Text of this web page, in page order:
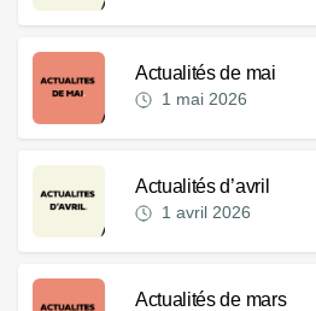
Actualités de mai
1 mai 2026
Actualités d’avril
1 avril 2026
Actualités de mars